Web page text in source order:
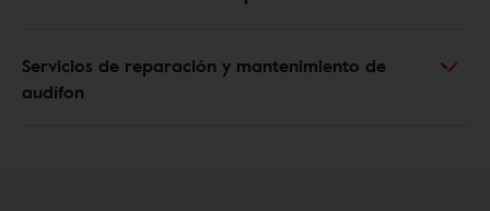
Servicios de reparación y mantenimiento de
audífon